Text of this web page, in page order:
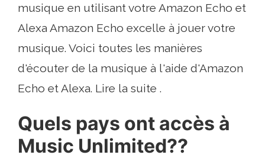
musique en utilisant votre Amazon Echo et
Alexa Amazon Echo excelle à jouer votre
musique. Voici toutes les manières
d'écouter de la musique à l'aide d'Amazon
Echo et Alexa. Lire la suite .
Quels pays ont accès à
Music Unlimited??